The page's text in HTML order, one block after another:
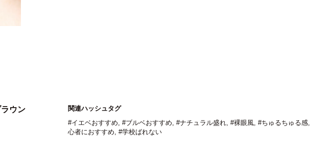
ウン
関連ハッシュタグ
#イエベおすすめ, #ブルベおすすめ, #ナチュラル盛れ, #裸眼風, #ちゅるちゅる感,
心者におすすめ, #学校ばれない